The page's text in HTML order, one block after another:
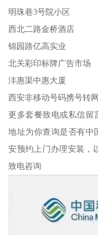
明珠巷3号院小区
西北二路金桥酒店
锦园路亿高实业
北关彩印标牌广告市场
沣惠渠中惠大厦
西安非移动号码携号转网
更多套餐致电或私信留
地址为你查询是否有中
安预约上门办理安装，
致电咨询